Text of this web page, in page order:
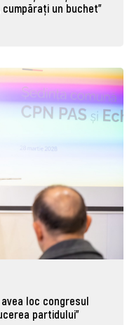
un buchet"
loc congresul
partidului”